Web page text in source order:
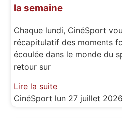
la semaine
Chaque lundi, CinéSport
récapitulatif des moments
écoulée dans le monde du
retour sur
Lire la suite
CinéSport lun 27 juillet 2026